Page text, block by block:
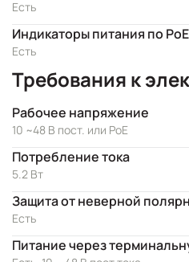
Есть
Индикаторы питания по PoE
Есть
Требования к
Рабочее напряжение
10 ~48 В пост. или PoE
Потребление тока
5.2 Вт
Защита от неверной
Есть
Питание через